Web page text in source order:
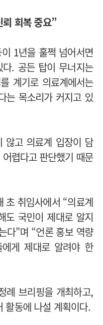
회복 중요”
1년을 훌쩍 넘어서면
. 공든 탑이 무너지는
계기로 의료계에서는
는 목소리가 커지고 있
않고 의료계 입장이 담
렵다고 판단했기 때문
초 취임사에서 “의료계
도 국민이 제대로 알지
다”며 “언론 홍보 역량
게 제대로 알려야 한
례 브리핑을 개최하고,
활동에 나설 계획이다.